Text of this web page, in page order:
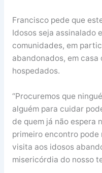
Francisco pede que
Idosos seja assinalado
comunidades, em
abandonados, em
hospedados.
“Procuremos que
alguém para cuidar
de quem já não espera
primeiro encontro pode
visita aos idosos
misericórdia do nosso